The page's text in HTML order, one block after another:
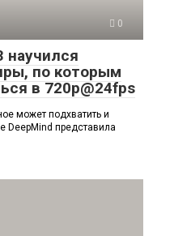
0
научился
по которым
в 720p@24fps
может подхватить и
DeepMind представила